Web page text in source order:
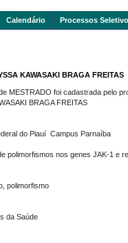
Calendário Processos
KAWASAKI BRAGA FREITAS
MESTRADO foi cadastrada pelo
BRAGA FREITAS
do Piauí  Campus Parnaíba
polimorfismos nos genes JAK-1 e
polimorfismo
da Saúde